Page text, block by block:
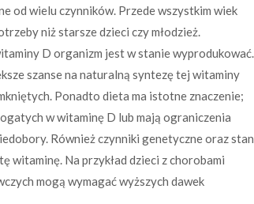
od wielu czynników. Przede wszystkim wiek
niż starsze dzieci czy młodzież.
D organizm jest w stanie wyprodukować.
szanse na naturalną syntezę tej witaminy
Ponadto dieta ma istotne znaczenie;
w witaminę D lub mają ograniczenia
Również czynniki genetyczne oraz stan
witaminę. Na przykład dzieci z chorobami
mogą wymagać wyższych dawek